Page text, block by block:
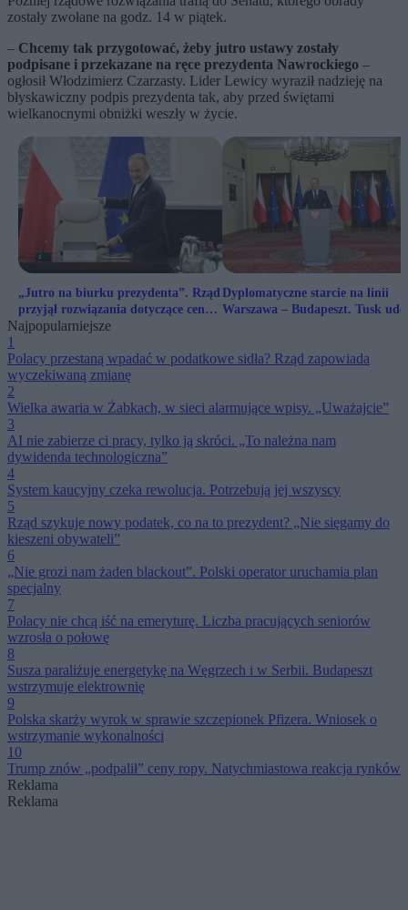
zostały zwołane na godz. 14 w piątek.
– Chcemy tak przygotować, żeby jutro ustawy zostały
podpisane i przekazane na ręce prezydenta Nawrockiego –
ogłosił Włodzimierz Czarzasty. Lider Lewicy wyraził nadzieję na
błyskawiczny podpis prezydenta tak, aby przed świętami
wielkanocnymi obniżki weszły w życie.
„Jutro na biurku prezydenta”. Rząd
przyjął rozwiązania dotyczące cen
paliw
Dyplomatyczne starcie na linii
Warszawa – Budapeszt. Tusk
Najpopularniejsze
1
Polacy przestaną wpadać w podatkowe sidła? Rząd zapowiada
wyczekiwaną zmianę
2
Wielka awaria w Żabkach, w sieci alarmujące wpisy. „Uważajcie”
3
AI nie zabierze ci pracy, tylko ją skróci. „To należna nam
dywidenda technologiczna”
4
System kaucyjny czeka rewolucja. Potrzebują jej wszyscy
5
Rząd szykuje nowy podatek, co na to prezydent? „Nie sięgamy do
kieszeni obywateli”
6
„Nie grozi nam żaden blackout”. Polski operator uruchamia plan
specjalny
7
Polacy nie chcą iść na emeryturę. Liczba pracujących seniorów
wzrosła o połowę
8
Susza paraliżuje energetykę na Węgrzech i w Serbii. Budapeszt
wstrzymuje elektrownię
9
Polska skarży wyrok w sprawie szczepionek Pfizera. Wniosek o
wstrzymanie wykonalności
10
Trump znów „podpalił” ceny ropy. Natychmiastowa reakcja rynków
Reklama
Reklama